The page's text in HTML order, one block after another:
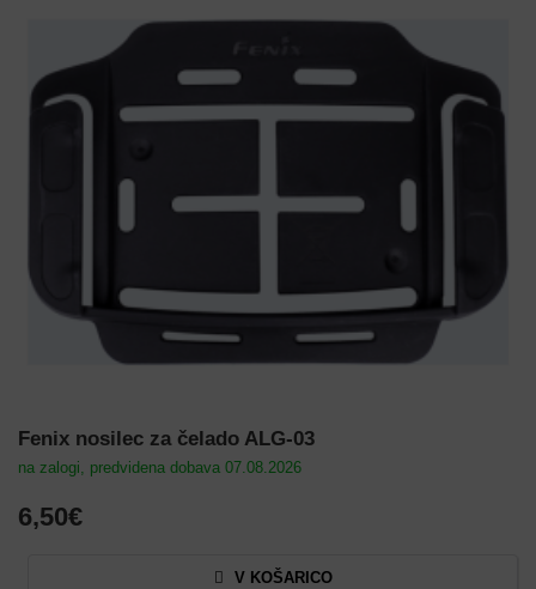
Fenix nosilec za čelado ALG-03
na zalogi, predvidena dobava 07.08.2026
6,50€
V KOŠARICO